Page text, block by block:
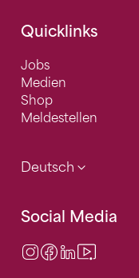
Quicklinks
Jobs
Medien
Shop
Meldestellen
Deutsch
Social Media
Instagram
Facebook
LinkedIn